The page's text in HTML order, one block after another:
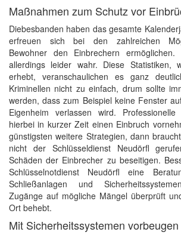
Maßnahmen zum Schutz vor
Diebesbanden haben das gesamte
erfreuen sich bei den zahlreichen
Bewohner den Einbrechern
allerdings leider wahr. Diese Statistiken,
erhebt, veranschaulichen es ganz
Kriminellen nicht zu einfach, drum sollte
werden, dass zum Beispiel keine Fenster
Eigenheim verlassen wird.
hierbei in kurzer Zeit einen Einbruch
günstigsten weitere Strategien, dann
nicht der Schlüsseldienst Neudörfl
Schäden der Einbrecher zu beseitigen.
Schlüsselnotdienst Neudörfl eine
Schließanlagen und
Zugänge auf mögliche Mängel überprüft
Ort behebt.
Mit Sicherheitssystemen vorbeugen